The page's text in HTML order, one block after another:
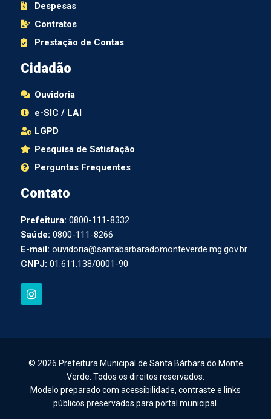
Despesas
Contratos
Prestação de Contas
Cidadão
Ouvidoria
e-SIC / LAI
LGPD
Pesquisa de Satisfação
Perguntas Frequentes
Contato
Prefeitura: 0800-111-8332
Saúde: 0800-111-8266
E-mail: ouvidoria@santabarbaradomonteverde.mg.gov.br
CNPJ: 01.611.138/0001-90
I
n
g
a
© 2026 Prefeitura Municipal de Santa Bárbara do Monte
Verde. Todos os direitos reservados.
Modelo preparado com acessibilidade, contraste e links
públicos preservados para portal municipal.